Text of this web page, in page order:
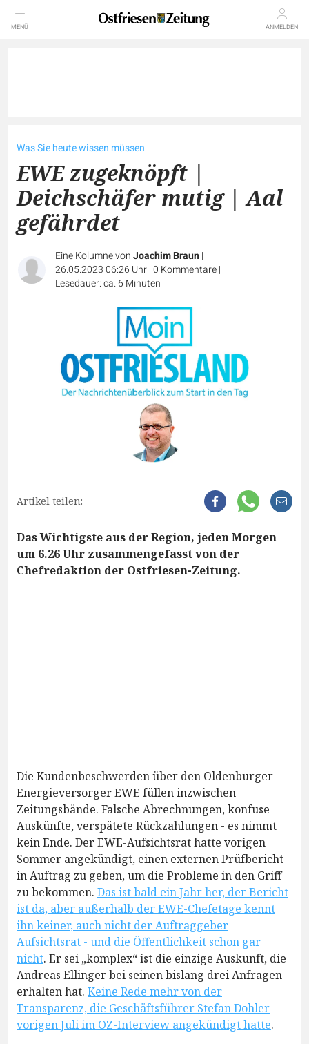
MENÜ ANMELDEN
Was Sie heute wissen müssen
EWE zugeknöpft |
Deichschäfer mutig | Aal
gefährdet
Eine Kolumne vonJoachim Braun|
26.05.2023 06:26 Uhr|0 Kommentare|
Lesedauer: ca. 6 Minuten
Artikel teilen:
Das Wichtigste aus der Region, jeden Morgen
um 6.26 Uhr zusammengefasst von der
Chefredaktion der Ostfriesen-Zeitung.
Die Kundenbeschwerden über den Oldenburger
Energieversorger EWE füllen inzwischen
Zeitungsbände. Falsche Abrechnungen, konfuse
Auskünfte, verspätete Rückzahlungen - es nimmt
kein Ende. Der EWE-Aufsichtsrat hatte vorigen
Sommer angekündigt, einen externen Prüfbericht
in Auftrag zu geben, um die Probleme in den Griff
zu bekommen. Das ist bald ein Jahr her, der Bericht
ist da, aber außerhalb der EWE-Chefetage kennt
ihn keiner, auch nicht der Auftraggeber
Aufsichtsrat - und die Öffentlichkeit schon gar
nicht. Er sei „komplex“ ist die einzige Auskunft, die
Andreas Ellinger bei seinen bislang drei Anfragen
erhalten hat. Keine Rede mehr von der
Transparenz, die Geschäftsführer Stefan Dohler
vorigen Juli im OZ-Interview angekündigt hatte.